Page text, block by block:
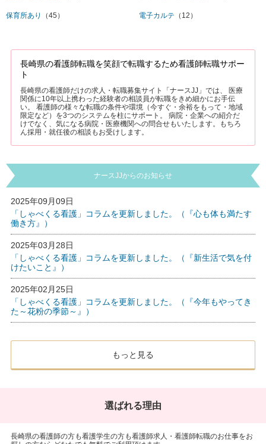
保育所あり （45） 電子カルテ （12）
長崎県の看護師転職を笑顔で転職するため看護師転職サポー
ト
長崎県の看護師だけの求人・転職募集サイト「ナースJJ」では、 医療
関係に10年以上携わった経験者の相談員が転職をきめ細かにお手伝
い。 看護師の様々な転職の条件や環境（今すぐ・余裕をもって・地域
限定など）を3つのシステムを柱にサポート。 病院・企業への紹介だ
けでなく、気になる病院・医療機関への問合せもいたします。もちろ
ん採用・就任後の相談もお受けします。
ナースJJからのお知らせ
2025年09月09日
「しゃべくる看護」コラムを更新しました。（『心も体も満たす
働き方』）
2025年03月28日
「しゃべくる看護」コラムを更新しました。（『新生活で気を付
けたいこと』）
2025年02月25日
「しゃべくる看護」コラムを更新しました。（『今年もやってき
た～花粉の季節～』）
もっと見る
選ばれる理由
長崎県の看護師の方も看護学生の方も看護師求人・看護師転職のお仕事をお